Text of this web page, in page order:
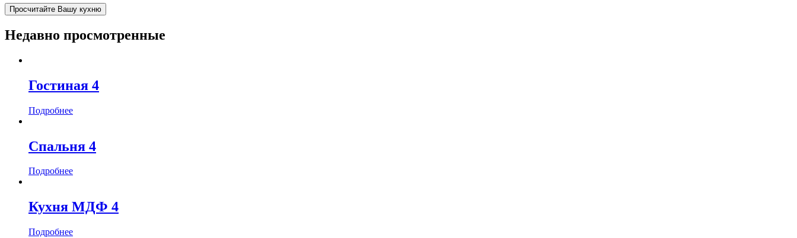
Просчитайте Вашу кухню
Недавно просмотренные
Гостиная 4
Подробнее
Спальня 4
Подробнее
Кухня МДФ 4
Подробнее